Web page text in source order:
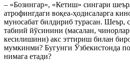
– «Бозингар», «Кетиш» сингари
атрофингдаги воқеа-ҳодисаларга
муносабат билдириб турасан. Шеър,
табиий йўсинини (масалан,
кесилишини) акс эттириш билан
мумкинми? Бугунги Ўзбекистонда
нимага етади?